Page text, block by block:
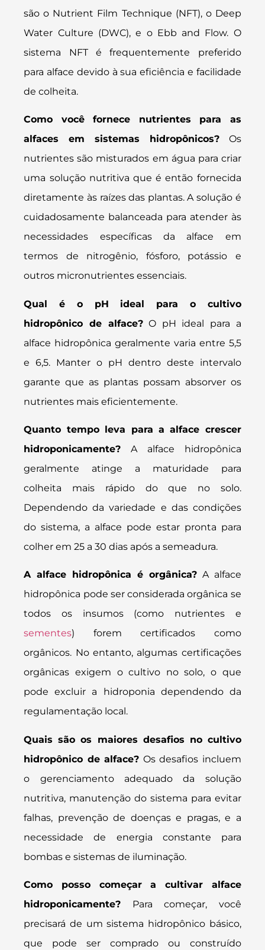
são o Nutrient Film Technique (NFT), o Deep
Water Culture (DWC), e o Ebb and Flow. O
sistema NFT é frequentemente preferido
para alface devido à sua eficiência e facilidade
de colheita.
Como você fornece nutrientes para as
alfaces em sistemas hidropônicos?Os
nutrientes são misturados em água para criar
uma solução nutritiva que é então fornecida
diretamente às raízes das plantas. A solução é
cuidadosamente balanceada para atender às
necessidades específicas da alface em
termos de nitrogênio, fósforo, potássio e
outros micronutrientes essenciais.
Qual é o pH ideal para o cultivo
hidropônico de alface?O pH ideal para a
alface hidropônica geralmente varia entre 5,5
e 6,5. Manter o pH dentro deste intervalo
garante que as plantas possam absorver os
nutrientes mais eficientemente.
Quanto tempo leva para a alface crescer
hidroponicamente? A alface hidropônica
geralmente atinge a maturidade para
colheita mais rápido do que no solo.
Dependendo da variedade e das condições
do sistema, a alface pode estar pronta para
colher em 25 a 30 dias após a semeadura.
A alface hidropônica é orgânica?A alface
hidropônica pode ser considerada orgânica se
todos os insumos (como nutrientes e
sementes) forem certificados como
orgânicos. No entanto, algumas certificações
orgânicas exigem o cultivo no solo, o que
pode excluir a hidroponia dependendo da
regulamentação local.
Quais são os maiores desafios no cultivo
hidropônico de alface? Os desafios incluem
o gerenciamento adequado da solução
nutritiva, manutenção do sistema para evitar
falhas, prevenção de doenças e pragas, e a
necessidade de energia constante para
bombas e sistemas de iluminação.
Como posso começar a cultivar alface
hidroponicamente? Para começar, você
precisará de um sistema hidropônico básico,
que pode ser comprado ou construído